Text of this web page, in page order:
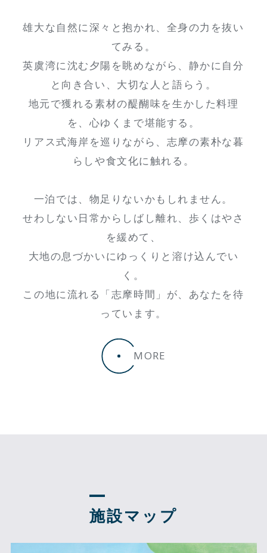
雄大な自然に深々と抱かれ、全身の力を抜い
てみる。
英虞湾に沈む夕陽を眺めながら、静かに自分
と向き合い、大切な人と語らう。
地元で獲れる素材の醍醐味を生かした料理
を、心ゆくまで堪能する。
リアス式海岸を巡りながら、志摩の素朴な暮
らしや食文化に触れる。
一泊では、物足りないかもしれません。
せわしない日常からしばし離れ、歩くはやさ
を緩めて、
大地の息づかいにゆっくりと溶け込んでい
く。
この地に流れる「志摩時間」が、あなたを待
っています。
MORE
施設マップ